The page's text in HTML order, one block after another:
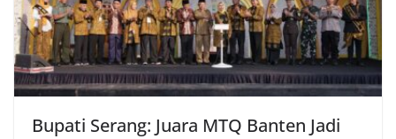
Bupati Serang: Juara MTQ Banten Jadi